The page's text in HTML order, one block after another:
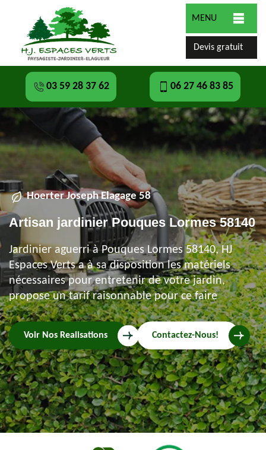
MENU
Devis gratuit
03 59 28 37 62 06 27 46 83 85
Hoerter Joseph Elagage 58
Artisan jardinier Pouques Lormes 58140
Jardinier aguerri à Pouques Lormes 58140, HJ
Espaces Verts a à sa disposition les matériels
nécessaires pour entretenir de votre jardin,
propose un tarif raisonnable pour ce faire
Voir Nos Realisations Contactez-Nous!